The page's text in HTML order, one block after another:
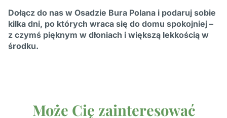
Dołącz do nas w Osadzie Bura Polana i podaruj sobie
kilka dni, po których wraca się do domu spokojniej –
z czymś pięknym w dłoniach i większą lekkością w
środku.
Może Cię zainteresować